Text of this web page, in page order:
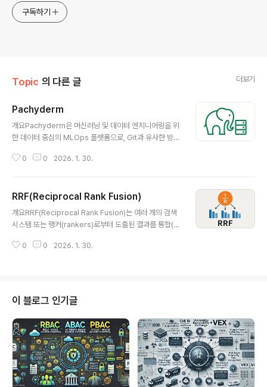
구독하기
Topic 의 다른 글 더보기
Pachyderm
개요Pachyderm은 머신러닝 및 데이터 엔지니어링을 위
한 데이터 중심의 MLOps 플랫폼으로, Git과 유사한 방식
합니다. Kubernetes 기반에서 작동하며, 반복 가능하고
자동화를 지원하는 MLOps 플랫폼목적머신러닝 실험의
반복성과 재현성을 확보필요성모델 뿐 아니라 데이터 변경
이력도 관리하는 체계적 MLOps 구조 필요Pachyderm
경 추적과 분기(Branching)를 지원2. 특징특징설명비교
0 0 2026. 1. 30.
RRF(Reciprocal Rank Fusion)
개요RRF(Reciprocal Rank Fusion)는 여러 개의 검색
시스템 또는 랭커(rankers)로부터 도출된 결과를 통합(fu
상블 기법입니다. 간단한 수식과 높은 실용성으로 인해 정
양한 랭커의 장점을 조합하여 검색 정확도 향상필요성하나
의 랭커가 가진 편향이나 한계를 보완RRF는 학습 없이도
강력한 성능을 내는 비가중치 기반 순위 융합 방법입니다.
2. 특징특징설명비교간단한 수식 기반1 / (k + rank) 형태
로 점수 계산Borda Count 등보다 직관적학습 ..
0 0 2026. 1. 30.
이 블로그 인기글